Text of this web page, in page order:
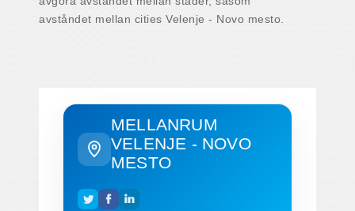
avståndet mellan cities Velenje - Novo mesto.
MELLANRUM
VELENJE - NOVO
MESTO